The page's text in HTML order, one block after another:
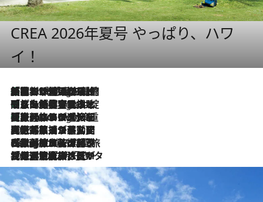
CREA 2026年夏号 やっぱり、ハワ
イ！
6 Hours Ago
「荷物が増えるほど旅ストレスは増す」美容ジャーナリストがたどり着いた最終結論。“化粧品を劇的に減らす”感動の凝縮美容とは
6 Hours Ago
「旅先には金髪ウィッグを持参」日本と同じメイクでは損してる!? 美容ジャーナリストが提案する“掟破りの旅美容”とは
6 Hours Ago
【厳選旅コスメ】「身軽さ＆UV対策重視！」ヘアアーティストshucoが選んだ夏旅ベストコスメを発表【Mサイズジップ】
2026.8.5
【厳選旅コスメ】国内をあちこち移動する河井菜摘が選んだ夏旅ベストコスメ発表！「リラックスアイテムはマスト」【Mサイズジップ】
2026.8.4
【厳選旅コスメ】「紫外線＆乾燥対策しながらメイク感も！」ヘア＆メイクGeorgeが選んだ夏旅ベストコスメを発表！【Mサイズジップ】
2026.8.3
【厳選旅コスメ】「保湿もタイパ重視！」“サウナ好き”タレント清水みさとが愛用する夏旅ベストコスメを発表！【Mサイズジップ】